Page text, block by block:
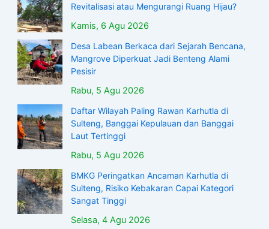
Revitalisasi atau Mengurangi Ruang Hijau?
Kamis, 6 Agu 2026
Desa Labean Berkaca dari Sejarah Bencana,
Mangrove Diperkuat Jadi Benteng Alami
Pesisir
Rabu, 5 Agu 2026
Daftar Wilayah Paling Rawan Karhutla di
Sulteng, Banggai Kepulauan dan Banggai
Laut Tertinggi
Rabu, 5 Agu 2026
BMKG Peringatkan Ancaman Karhutla di
Sulteng, Risiko Kebakaran Capai Kategori
Sangat Tinggi
Selasa, 4 Agu 2026